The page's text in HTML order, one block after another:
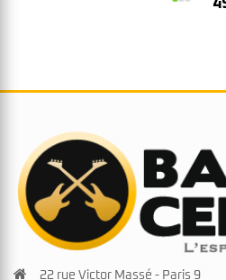
22 rue Victor Massé - Paris 9